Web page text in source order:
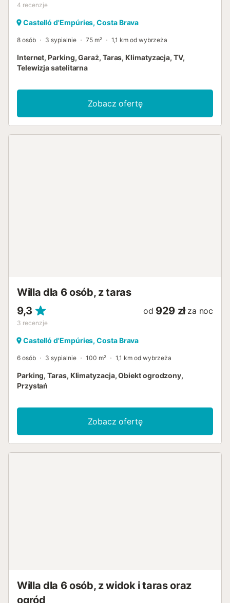
4 recenzje
Castelló d'Empúries, Costa Brava
8 osób 3 sypialnie 75 m² 1,1 km od wybrzeża
Internet, Parking, Garaż, Taras, Klimatyzacja, TV,
Telewizja satelitarna
Zobacz ofertę
Willa dla 6 osób, z taras
9,3
3 recenzje
od 929 zł za noc
Castelló d'Empúries, Costa Brava
6 osób 3 sypialnie 100 m² 1,1 km od wybrzeża
Parking, Taras, Klimatyzacja, Obiekt ogrodzony,
Przystań
Zobacz ofertę
Willa dla 6 osób, z widok i taras oraz
ogród